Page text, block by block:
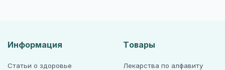
Информация
Статьи о здоровье
Товары
Лекарства по алфавиту